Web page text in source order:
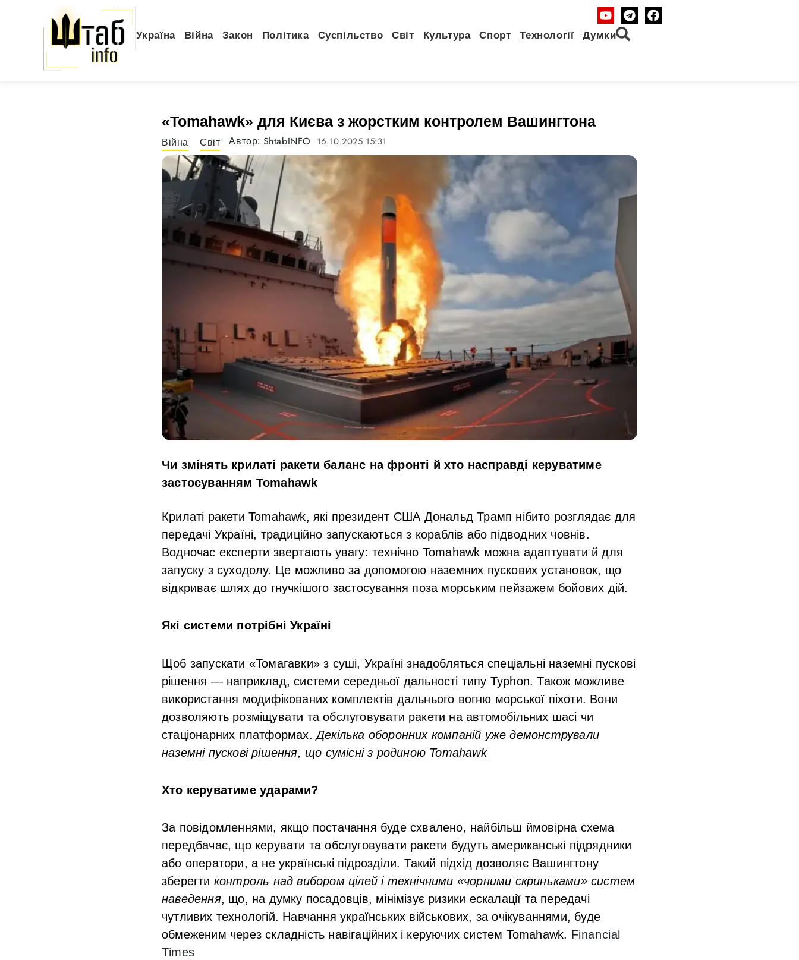
Україна Війна Закон Політика Суспільство Світ Культура Спорт Технології Думки
«Tomahawk» для Києва з жорстким контролем Вашингтона
Війна Світ Автор: ShtabINFO 16.10.2025 15:31
Чи змінять крилаті ракети баланс на фронті й хто насправді керуватиме
застосуванням Tomahawk
Крилаті ракети Tomahawk, які президент США Дональд Трамп нібито розглядає для
передачі Україні, традиційно запускаються з кораблів або підводних човнів.
Водночас експерти звертають увагу: технічно Tomahawk можна адаптувати й для
запуску з суходолу. Це можливо за допомогою наземних пускових установок, що
відкриває шлях до гнучкішого застосування поза морським пейзажем бойових дій.
Які системи потрібні Україні
Щоб запускати «Томагавки» з суші, Україні знадобляться спеціальні наземні пускові
рішення — наприклад, системи середньої дальності типу Typhon. Також можливе
використання модифікованих комплектів дальнього вогню морської піхоти. Вони
дозволяють розміщувати та обслуговувати ракети на автомобільних шасі чи
стаціонарних платформах.Декілька оборонних компаній уже демонстрували
наземні пускові рішення, що сумісні з родиною Tomahawk
Хто керуватиме ударами?
За повідомленнями, якщо постачання буде схвалено, найбільш ймовірна схема
передбачає, що керувати та обслуговувати ракети будуть американські підрядники
або оператори, а не українські підрозділи. Такий підхід дозволяє Вашингтону
зберегти контроль над вибором цілей і технічними «чорними скриньками» систем
наведення, що, на думку посадовців, мінімізує ризики ескалації та передачі
чутливих технологій. Навчання українських військових, за очікуваннями, буде
обмеженим через складність навігаційних і керуючих систем Tomahawk. Financial
Times